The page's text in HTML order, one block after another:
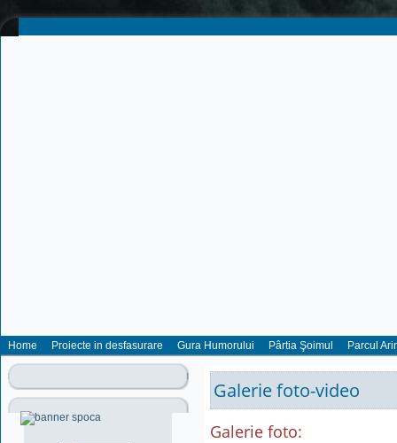
Home Proiecte in desfasurare Gura Humorului Pârtia Şoimul Parcul
Galerie foto-video
Galerie foto: